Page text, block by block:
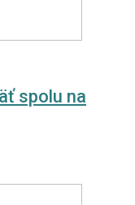
spolu na